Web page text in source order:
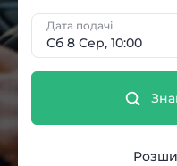
Сб 8 Сер, 10:00
Дата подачі